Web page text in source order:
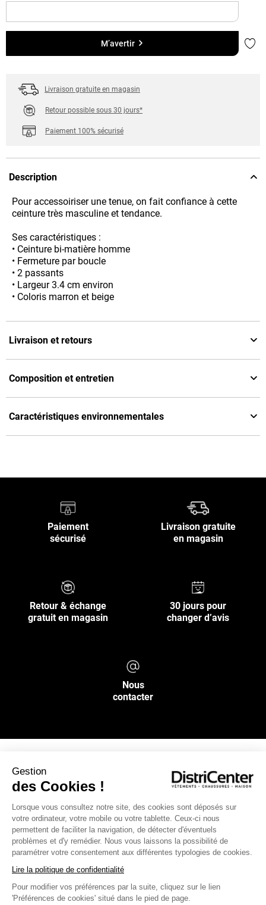
Gestion
des Cookies !
Lorsque vous consultez notre site, des cookies sont déposés sur
votre ordinateur, votre mobile ou votre tablette. Ceux-ci nous
permettent de faciliter la navigation, de détecter d'éventuels
problèmes et d'y remédier. Nous vous laissons la possibilité de
paramétrer votre consentement aux différentes typologies de cookies.
Lire la politique de confidentialité
Pour modifier vos préférences par la suite, cliquez sur le lien
'Préférences de cookies' situé dans le pied de page.
M’avertir
Livraison gratuite en magasin
Retour possible sous 30 jours*
Paiement 100% sécurisé
Description
Pour accessoiriser une tenue, on fait confiance à cette
ceinture très masculine et tendance.
Ses caractéristiques :
• Ceinture bi-matière homme
• Fermeture par boucle
• 2 passants
• Largeur 3.4 cm environ
• Coloris marron et beige
Livraison et retours
Composition et entretien
Caractéristiques environnementales
Paiement
sécurisé
Livraison gratuite
en magasin
Retour & échange
gratuit en magasin
30 jours pour
changer d’avis
Nous
contacter
INFOS PRATIQUES
L’ENSEIGNE DISTRICENTER